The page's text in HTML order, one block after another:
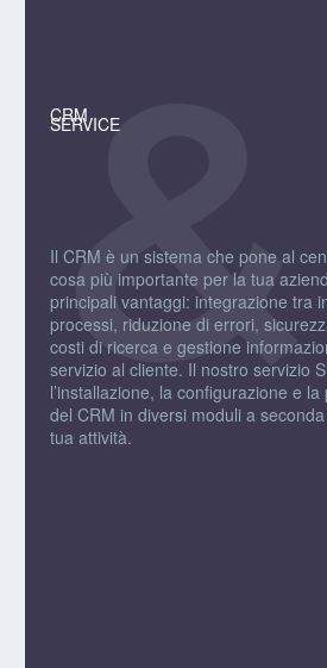
CRM
SERVICE
Il CRM è un sistema che pone al
cosa più importante per la tua
principali vantaggi: integrazione tra
processi, riduzione di errori,
costi di ricerca e gestione
servizio al cliente. Il nostro servizio
l’installazione, la configurazione e
del CRM in diversi moduli a
tua attività.